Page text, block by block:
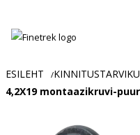
Usaldusväärne
jaESILEHT /
4,2X19 montaazikruvi-